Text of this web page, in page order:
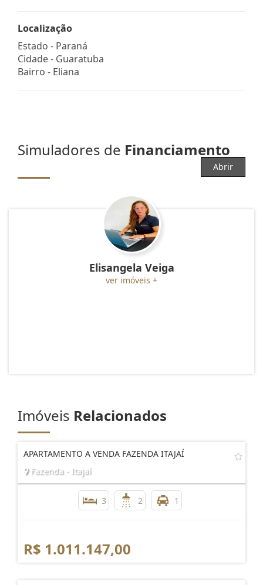
Localização
Estado - Paraná
Cidade - Guaratuba
Bairro - Eliana
Simuladores de Financiamento
Abrir
Elisangela Veiga
ver imóveis +
Imóveis Relacionados
APARTAMENTO A VENDA FAZENDA ITAJAÍ
Fazenda - Itajaí
3 2 1
R$ 1.011.147,00